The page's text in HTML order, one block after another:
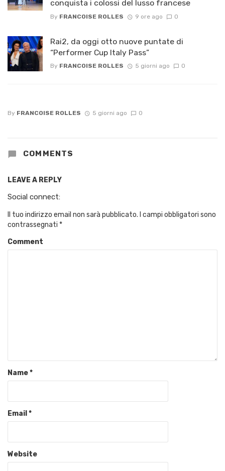
conquista i colossi del lusso francese
By FRANCOISE ROLLES 9 ore ago 0
Rai2, da oggi otto nuove puntate di
“Performer Cup Italy Pass”
By FRANCOISE ROLLES 5 giorni ago 0
By FRANCOISE ROLLES 5 giorni ago 0
COMMENTS
LEAVE A REPLY
Social connect:
Il tuo indirizzo email non sarà pubblicato. I campi obbligatori sono
contrassegnati *
Comment
Name*
Email *
Website